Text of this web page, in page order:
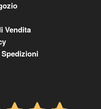
Vendita
Spedizioni